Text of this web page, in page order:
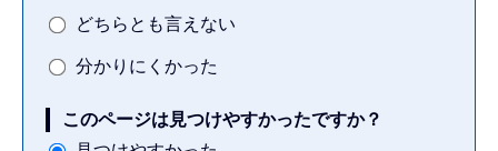
どちらとも言えない
分かりにくかった
このページは見つけやすかったですか？